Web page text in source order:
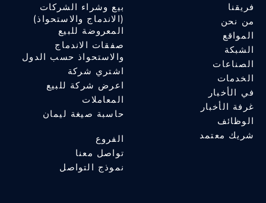
فريقنا
من نحن
المواقع
الشبكة
الصناعات
الخدمات
في الأخبار
غرفة الأخبار
الوظائف
شريك معتمد
بيع وشراء الشركات
(الاندماج والاستحواذ)
المعروضة للبيع
صفقات الاندماج
والاستحواذ حسب الدول
اشتري شركة
اعرض شركة للبيع
المعاملات
حاسبة صيغة ليمان
الفروع
تواصل معنا
نموذج التواصل